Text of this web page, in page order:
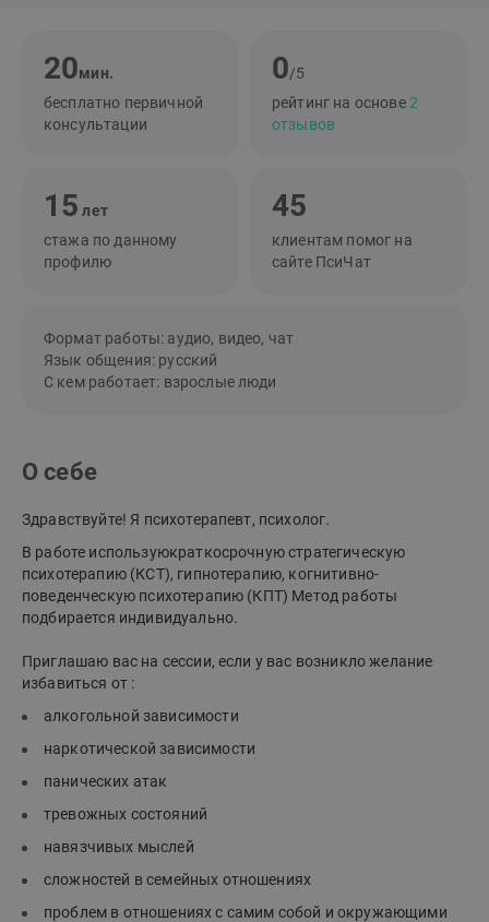
20мин.
бесплатно первичной
консультации
0/5
рейтинг на основе2
отзывов
15 лет
стажа по данному
профилю
45
клиентам помог на
сайте ПсиЧат
Формат работы: аудио, видео, чат
Язык общения: русский
С кем работает: взрослые люди
О себе
Здравствуйте! Я психотерапевт, психолог.
В работе используюкраткосрочную стратегическую
психотерапию (КСТ), гипнотерапию, когнитивно-
поведенческую психотерапию (КПТ) Метод работы
подбирается индивидуально.
Приглашаю вас на сессии, если у вас возникло желание
избавиться от :
алкогольной зависимости
наркотической зависимости
панических атак
тревожных состояний
навязчивых мыслей
сложностей в семейных отношениях
проблем в отношениях с самим собой и окружающими